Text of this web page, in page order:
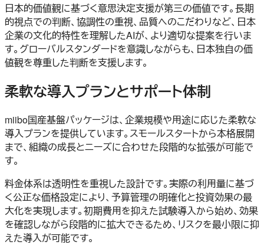
日本的価値観に基づく意思決定支援が第三の価値です。長期
的視点での判断、協調性の重視、品質へのこだわりなど、日本
企業の文化的特性を理解したAIが、より適切な提案を行いま
す。グローバルスタンダードを意識しながらも、日本独自の価
値観を尊重した判断を支援します。
柔軟な導入プランとサポート体制
miibo国産基盤パッケージは、企業規模や用途に応じた柔軟な
導入プランを提供しています。スモールスタートから本格展開
まで、組織の成長とニーズに合わせた段階的な拡張が可能で
す。
料金体系は透明性を重視した設計です。実際の利用量に基づ
く公正な価格設定により、予算管理の明確化と投資効果の最
大化を実現します。初期費用を抑えた試験導入から始め、効果
を確認しながら段階的に拡大できるため、リスクを最小限に抑
えた導入が可能です。